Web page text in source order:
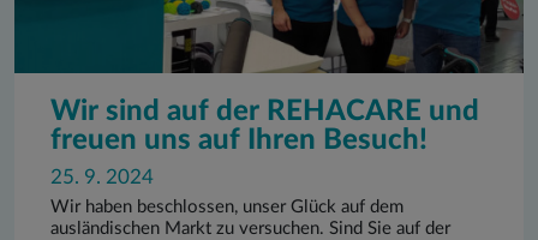
Wir sind auf der REHACARE und
freuen uns auf Ihren Besuch!
25. 9. 2024
Wir haben beschlossen, unser Glück auf dem
ausländischen Markt zu versuchen. Sind Sie auf der